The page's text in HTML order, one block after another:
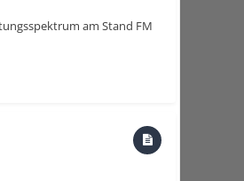
am Stand FM